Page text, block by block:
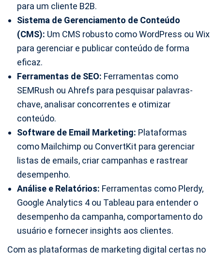
para um cliente B2B.
Sistema de Gerenciamento de Conteúdo
(CMS): Um CMS robusto como WordPress ou Wix
para gerenciar e publicar conteúdo de forma
eficaz.
Ferramentas de SEO: Ferramentas como
SEMRush ou Ahrefs para pesquisar palavras-
chave, analisar concorrentes e otimizar
conteúdo.
Software de Email Marketing: Plataformas
como Mailchimp ou ConvertKit para gerenciar
listas de emails, criar campanhas e rastrear
desempenho.
Análise e Relatórios: Ferramentas como Plerdy,
Google Analytics 4 ou Tableau para entender o
desempenho da campanha, comportamento do
usuário e fornecer insights aos clientes.
Com as plataformas de marketing digital certas no